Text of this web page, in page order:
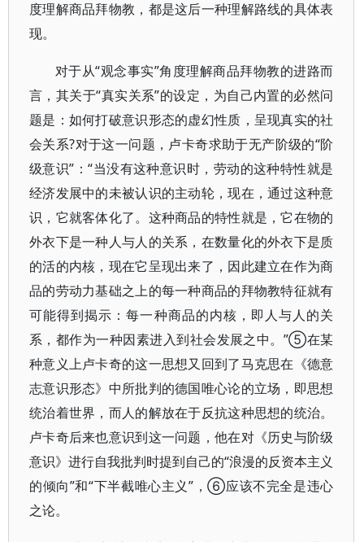
度理解商品拜物教，都是这后一种理解路线的具体表
现。
对于从“观念事实”角度理解商品拜物教的进路而
言，其关于“真实关系”的设定，为自己内置的必然问
题是：如何打破意识形态的虚幻性质，呈现真实的社
会关系?对于这一问题，卢卡奇求助于无产阶级的“阶
级意识”：“当没有这种意识时，劳动的这种特性就是
经济发展中的未被认识的主动轮，现在，通过这种意
识，它就客体化了。这种商品的特性就是，它在物的
外衣下是一种人与人的关系，在数量化的外衣下是质
的活的内核，现在它呈现出来了，因此建立在作为商
品的劳动力基础之上的每一种商品的拜物教特征就有
可能得到揭示：每一种商品的内核，即人与人的关
系，都作为一种因素进入到社会发展之中。”⑤在某
种意义上卢卡奇的这一思想又回到了马克思在《德意
志意识形态》中所批判的德国唯心论的立场，即思想
统治着世界，而人的解放在于反抗这种思想的统治。
卢卡奇后来也意识到这一问题，他在对《历史与阶级
意识》进行自我批判时提到自己的“浪漫的反资本主义
的倾向”和“下半截唯心主义”，⑥应该不完全是违心
之论。